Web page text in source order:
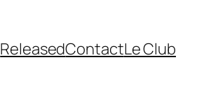
ReleasedContactLe Club